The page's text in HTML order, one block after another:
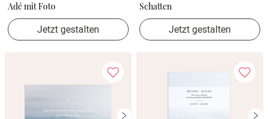
Adé mit Foto
Jetzt gestalten
Schatten
Jetzt gestalten